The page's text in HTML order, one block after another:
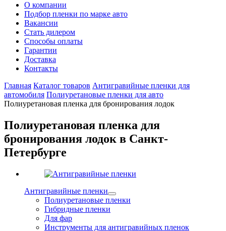
О компании
Подбор пленки по марке авто
Вакансии
Стать дилером
Способы оплаты
Гарантии
Доставка
Контакты
Главная Каталог товаров Антигравийные пленки для
автомобиля Полиуретановые пленки для авто
Полиуретановая пленка для бронирования лодок
Полиуретановая пленка для
бронирования лодок в Санкт-
Петербурге
Антигравийные пленки
Полиуретановые пленки
Гибридные пленки
Для фар
Инструменты для антигравийных пленок